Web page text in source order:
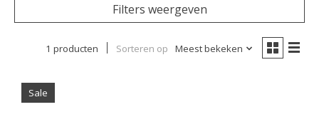
Filters weergeven
1 producten Sorteren op Meest bekeken
Sale